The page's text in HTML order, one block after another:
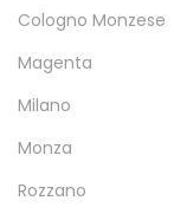
Cologno Monzese
Magenta
Milano
Monza
Rozzano